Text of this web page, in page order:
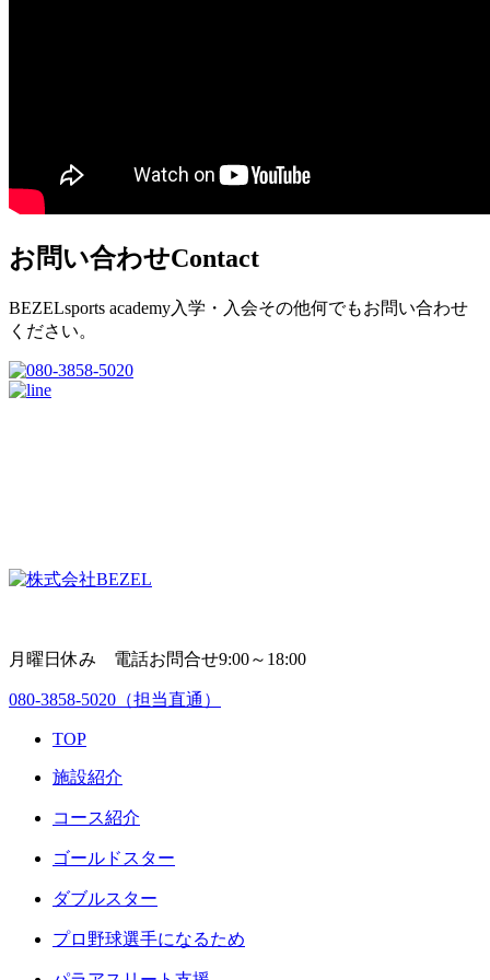
お問い合わせContact
BEZELsports academy入学・入会その他何でもお問い合わせ
ください。
月曜日休み 電話お問合せ9:00～18:00
080-3858-5020 （担当直通）
TOP
施設紹介
コース紹介
ゴールドスター
ダブルスター
プロ野球選手になるため